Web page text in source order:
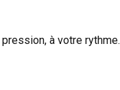
à votre rythme.